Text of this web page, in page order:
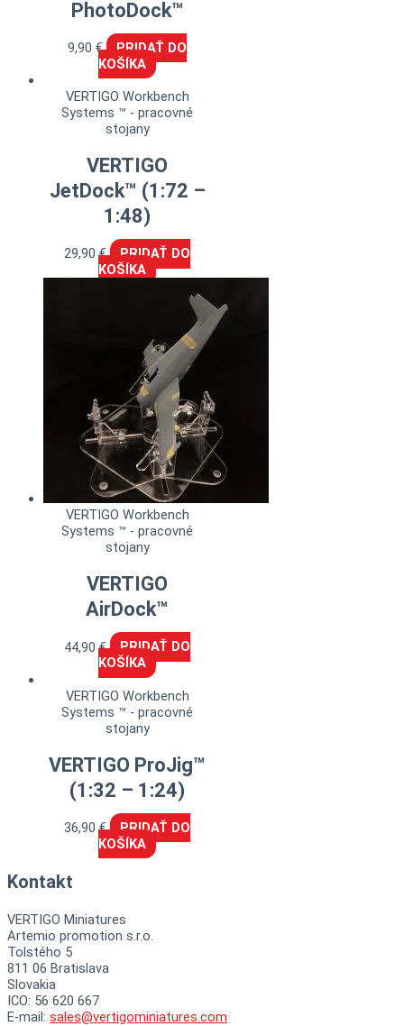
PhotoDock™
9,90€
PRIDAŤ DO
KOŠÍKA
VERTIGO Workbench
Systems ™ - pracovné
stojany
VERTIGO
JetDock™ (1:72 –
1:48)
29,90€
PRIDAŤ DO
KOŠÍKA
VERTIGO Workbench
Systems ™ - pracovné
stojany
VERTIGO
AirDock™
44,90€
PRIDAŤ DO
KOŠÍKA
VERTIGO Workbench
Systems ™ - pracovné
stojany
VERTIGO ProJig™
(1:32 – 1:24)
36,90€
PRIDAŤ DO
KOŠÍKA
Kontakt
VERTIGO Miniatures
Artemio promotion s.r.o.
Tolstého 5
811 06 Bratislava
Slovakia
ICO: 56 620 667
E-mail: sales@vertigominiatures.com